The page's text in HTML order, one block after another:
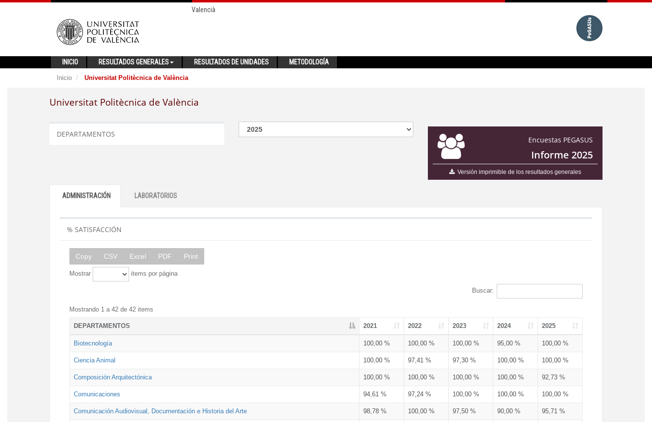
Valencià
INICIO RESULTADOS GENERALES RESULTADOS DE UNIDADES METODOLOGÍA
Inicio Universitat Politècnica de València
Universitat Politècnica de València
Encuestas PEGASUS
Informe 2025
Versión imprimible de los resultados generales
DEPARTAMENTOS
ADMINISTRACIÓN LABORATORIOS
% SATISFACCIÓN
Copy CSV Excel PDF Print
Mostrar items por página
Buscar:
Mostrando 1 a 42 de 42 items
DEPARTAMENTOS 2021 2022 2023 2024 2025
Biotecnología 100,00 % 100,00 % 100,00 % 95,00 % 100,00 %
Ciencia Animal 100,00 % 97,41 % 97,30 % 100,00 % 100,00 %
Composición Arquitectónica 100,00 % 100,00 % 100,00 % 100,00 % 92,73 %
Comunicaciones 94,61 % 97,24 % 100,00 % 100,00 % 100,00 %
Comunicación Audiovisual, Documentación e Historia del Arte 98,78 % 100,00 % 97,50 % 90,00 % 95,71 %